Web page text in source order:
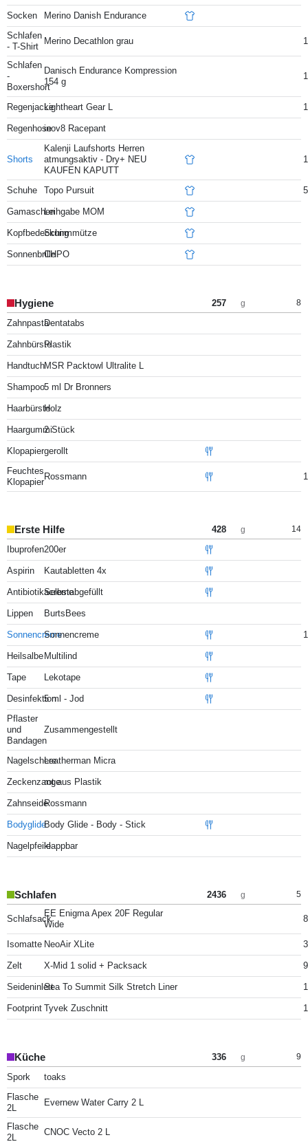
Socken Merino Danish Endurance
Schlafen
- T-Shirt
Merino Decathlon grau
Schlafen
-
Boxershort
Danisch Endurance Kompression
154 g
RegenjackeLightheart Gear L
Regenhoseinov8 Racepant
Shorts
Kalenji Laufshorts Herren
atmungsaktiv - Dry+ NEU
KAUFEN KAPUTT
Schuhe Topo Pursuit
GamaschenLeihgabe MOM
KopfbedeckungSchirmmütze
SonnenbrilleCHPO
Hygiene 257 g 8
ZahnpastaDentatabs
ZahnbürstePlastik
HandtuchMSR Packtowl Ultralite L
Shampoo5 ml Dr Bronners
HaarbürsteHolz
Haargummi2 Stück
Klopapiergerollt
Feuchtes
Klopapier
Rossmann
Erste Hilfe 428 g 14
Ibuprofen200er
Aspirin Kautabletten 4x
AntibiotikacremeSelbstabgefüllt
Lippen BurtsBees
SonnencremeSonnencreme
Heilsalbe Multilind
Tape Lekotape
Desinfektion5 ml - Jod
Pflaster
und
Bandagen
Zusammengestellt
NagelschereLeatherman Micra
Zeckenzangerot aus Plastik
ZahnseideRossmann
BodyglideBody Glide - Body - Stick
Nagelpfeileklappbar
Schlafen 2436 g 5
Schlafsack
EE Enigma Apex 20F Regular
Wide
Isomatte NeoAir XLite
Zelt X-Mid 1 solid + Packsack
SeideninlettSea To Summit Silk Stretch Liner
Footprint Tyvek Zuschnitt
Küche 336 g 9
Spork toaks
Flasche
2L
Evernew Water Carry 2 L
Flasche
2L
CNOC Vecto 2 L